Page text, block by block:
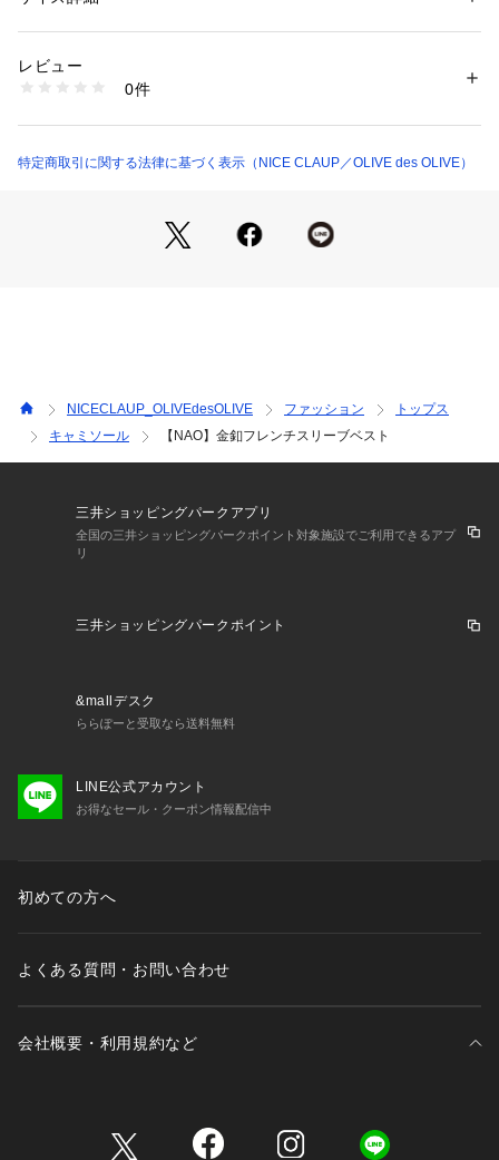
ートできれいめスタイルがおすすめ
・Vネックで首周りがあくのでネックレスやスカーフなど小物
■素材
＊＊＊＊＊＊＊＊＊＊＊＊＊＊＊＊＊＊＊＊＊＊＊
・「?お気に入りに追加」で再入荷・ラスト１点・値下げなど
の通知を受け取ることができます。
・「?お気に入りブランドに追加」で新商品・再入荷・セール
※詳しい洗濯方法については、商品の品質表示タグをご覧くだ
※撮影時の光の関係で、画面上の画像と実際のお色とでは若干
によっても、
素材：コットン77% ポリエステル23%
商品番号：
6051181470 （ショップ）
レビュー
0件
特定商取引に関する法律に基づく表示（NICE CLAUP／OLIVE des OLIVE）
NICECLAUP_OLIVEdesOLIVE ファッション
トップス
キャミソール
【NAO】金釦フレンチスリーブベスト
三井ショッピングパークアプリ
全国の三井ショッピングパークポイント対象施設でご利用できるアプ
リ
三井ショッピングパークポイント
&mallデスク
ららぽーと受取なら送料無料
LINE公式アカウント
お得なセール・クーポン情報配信中
初めての方へ
よくある質問・お問い合わせ
会社概要・利用規約など